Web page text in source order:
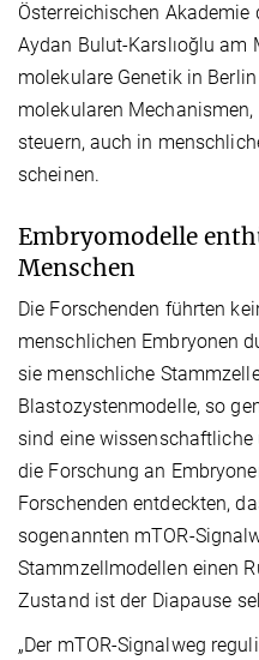
Österreichischen Akademie
Aydan Bulut-Karslıoğlu
molekulare Genetik in
molekularen
steuern, auch in
scheinen.
Embryomodelle
Menschen
Die Forschenden führten
menschlichen Embryonen
sie menschliche
Blastozystenmodelle, so
sind eine
die Forschung an
Forschenden entdeckten,
sogenannten mTOR-
Stammzellmodellen einen
Zustand ist der Diapause
„Der mTOR-Signalweg